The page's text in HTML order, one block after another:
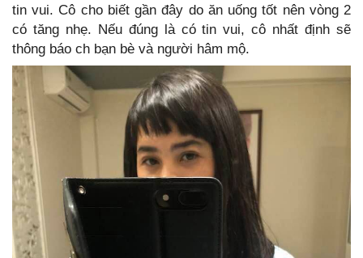
tin vui. Cô cho biết gần đây do ăn uống tốt nên vòng 2
có tăng nhẹ. Nếu đúng là có tin vui, cô nhất định sẽ
thông báo ch bạn bè và người hâm mộ.